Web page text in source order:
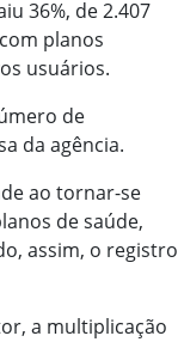
36%, de 2.407
planos
usuários.
de
da agência.
ao tornar-se
de saúde,
assim, o registro
a multiplicação